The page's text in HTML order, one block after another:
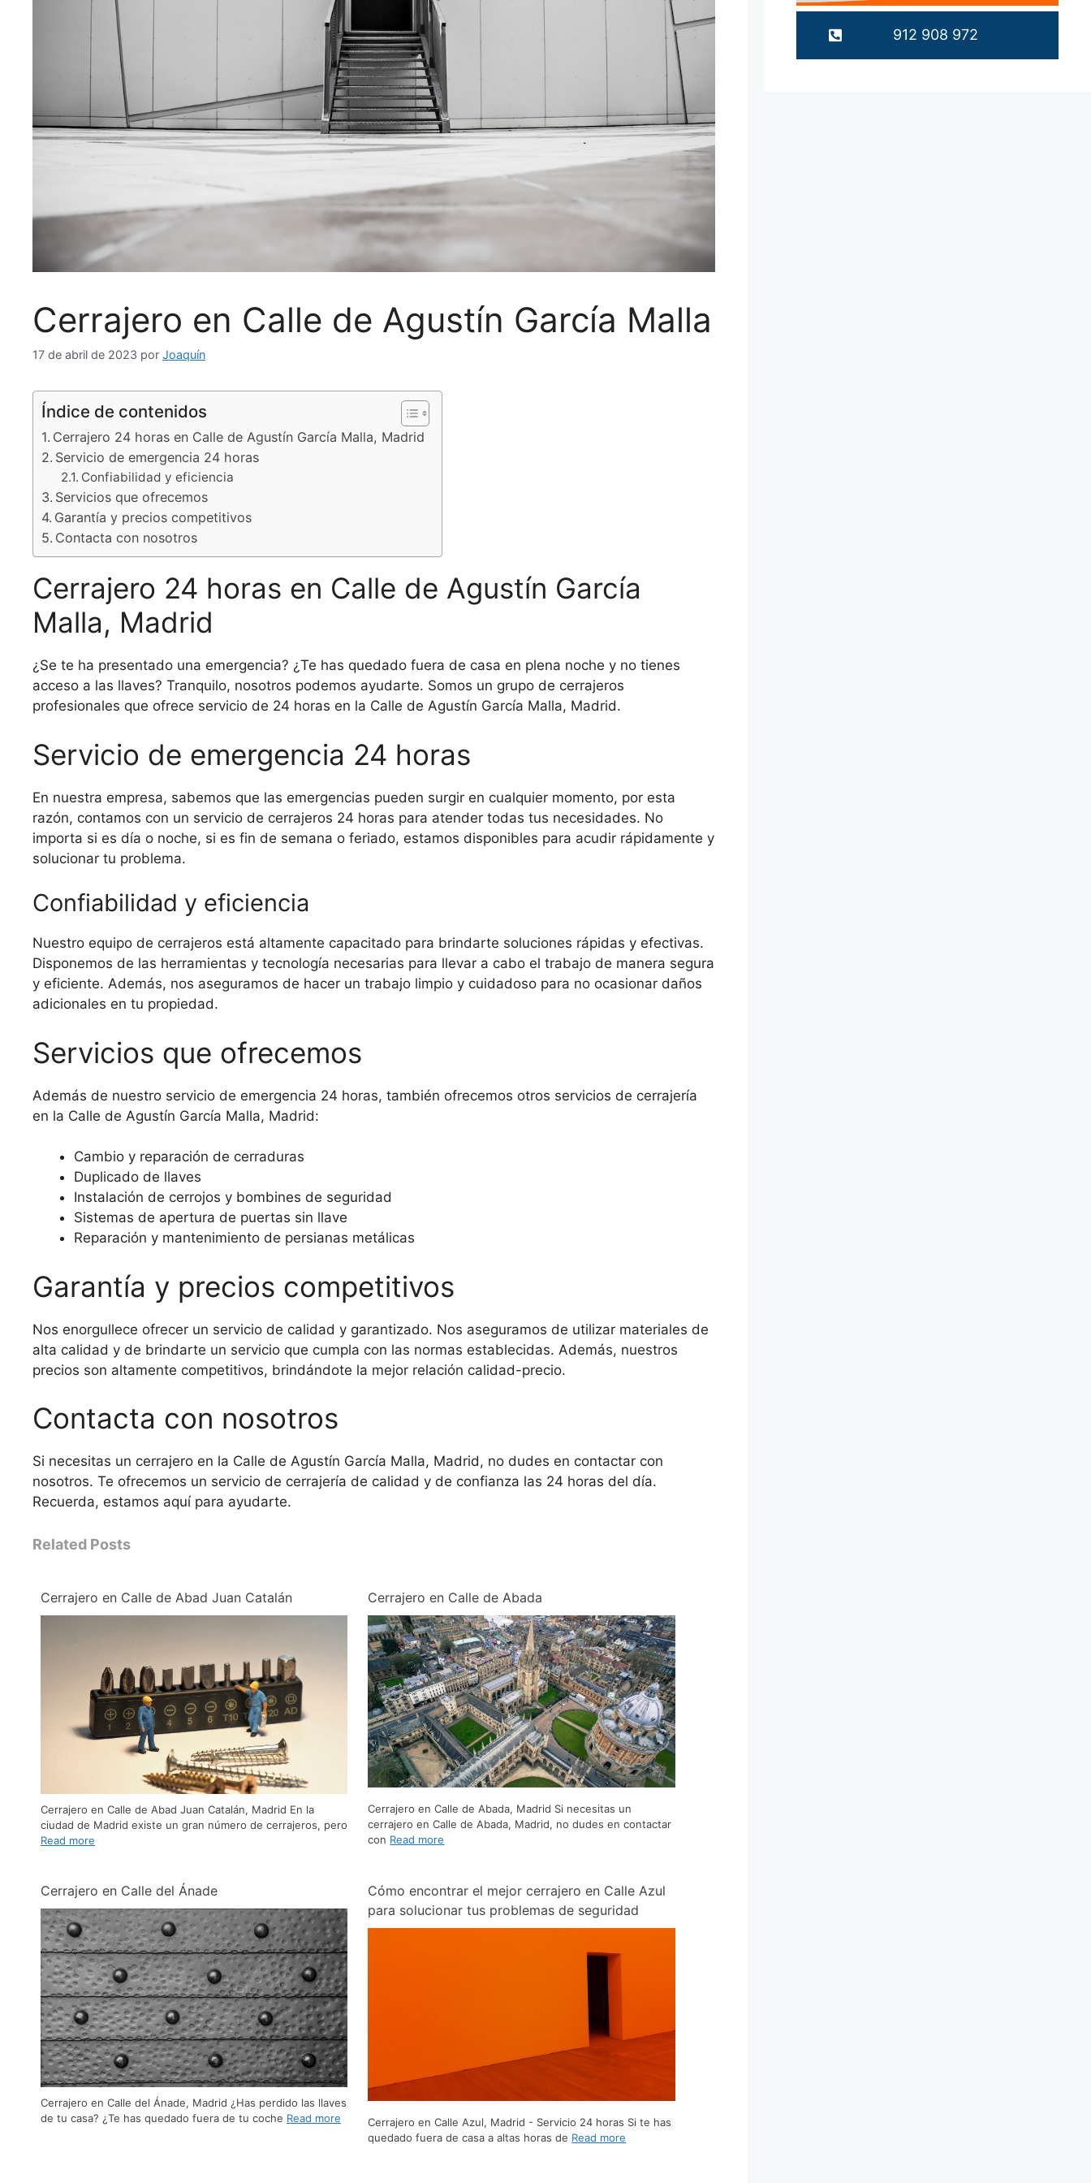
Cerrajero en Calle de Agustín García Malla
17 de abril de 2023 por Joaquín
Índice de contenidos
Cerrajero 24 horas en Calle de Agustín García Malla, Madrid
Servicio de emergencia 24 horas
Confiabilidad y eficiencia
Servicios que ofrecemos
Garantía y precios competitivos
Contacta con nosotros
Cerrajero 24 horas en Calle de Agustín García
Malla, Madrid
¿Se te ha presentado una emergencia? ¿Te has quedado fuera de casa en plena noche y no tienes
acceso a las llaves? Tranquilo, nosotros podemos ayudarte. Somos un grupo de cerrajeros
profesionales que ofrece servicio de 24 horas en la Calle de Agustín García Malla, Madrid.
Servicio de emergencia 24 horas
En nuestra empresa, sabemos que las emergencias pueden surgir en cualquier momento, por esta
razón, contamos con un servicio de cerrajeros 24 horas para atender todas tus necesidades. No
importa si es día o noche, si es fin de semana o feriado, estamos disponibles para acudir rápidamente y
solucionar tu problema.
Confiabilidad y eficiencia
Nuestro equipo de cerrajeros está altamente capacitado para brindarte soluciones rápidas y efectivas.
Disponemos de las herramientas y tecnología necesarias para llevar a cabo el trabajo de manera segura
y eficiente. Además, nos aseguramos de hacer un trabajo limpio y cuidadoso para no ocasionar daños
adicionales en tu propiedad.
Servicios que ofrecemos
Además de nuestro servicio de emergencia 24 horas, también ofrecemos otros servicios de cerrajería
en la Calle de Agustín García Malla, Madrid:
Cambio y reparación de cerraduras
Duplicado de llaves
Instalación de cerrojos y bombines de seguridad
Sistemas de apertura de puertas sin llave
Reparación y mantenimiento de persianas metálicas
Garantía y precios competitivos
Nos enorgullece ofrecer un servicio de calidad y garantizado. Nos aseguramos de utilizar materiales de
alta calidad y de brindarte un servicio que cumpla con las normas establecidas. Además, nuestros
precios son altamente competitivos, brindándote la mejor relación calidad-precio.
Contacta con nosotros
Si necesitas un cerrajero en la Calle de Agustín García Malla, Madrid, no dudes en contactar con
nosotros. Te ofrecemos un servicio de cerrajería de calidad y de confianza las 24 horas del día.
Recuerda, estamos aquí para ayudarte.
Related Posts
Cerrajero en Calle de Abad Juan Catalán
Cerrajero en Calle de Abad Juan Catalán, Madrid En la
ciudad de Madrid existe un gran número de cerrajeros, pero
Read more
Cerrajero en Calle de Abada
Cerrajero en Calle de Abada, Madrid Si necesitas un
cerrajero en Calle de Abada, Madrid, no dudes en contactar
con Read more
Cerrajero en Calle del Ánade
Cerrajero en Calle del Ánade, Madrid ¿Has perdido las llaves
de tu casa? ¿Te has quedado fuera de tu coche Read more
Cómo encontrar el mejor cerrajero en Calle Azul
para solucionar tus problemas de seguridad
Cerrajero en Calle Azul, Madrid - Servicio 24 horas Si te has
quedado fuera de casa a altas horas de Read more
912 908 972